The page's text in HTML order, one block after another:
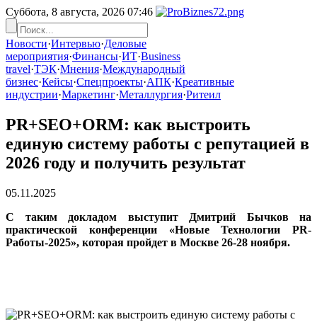
Суббота, 8 августа, 2026 07:46
Новости·Интервью·Деловые
мероприятия·Финансы·ИТ·Business
travel·ТЭК·Мнения·Международный
бизнес·Кейсы·Спецпроекты·АПК·Креативные
индустрии·Маркетинг·Металлургия·Ритеил
PR+SEO+ORM: как выстроить
единую систему работы с репутацией в
2026 году и получить результат
05.11.2025
С таким докладом выступит Дмитрий Бычков на
практической конференции «Новые Технологии PR-
Работы-2025», которая пройдет в Москве 26-28 ноября.